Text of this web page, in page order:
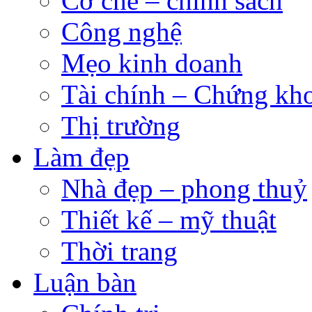
Công nghệ
Mẹo kinh doanh
Tài chính – Chứng
Thị trường
Làm đẹp
Nhà đẹp – phong thuỷ
Thiết kế – mỹ thuật
Thời trang
Luận bàn